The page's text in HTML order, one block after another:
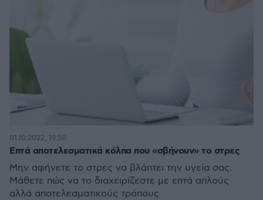
Επτά αποτελεσματικά κόλπα που «σβήνουν» το στρες
Μην αφήνετε το στρες να βλάπτει την υγεία σας.
Μάθετε πώς να το διαχειρίζεστε με επτά απλούς
αλλά αποτελεσματικούς τρόπους
01.10.2022, 19:50